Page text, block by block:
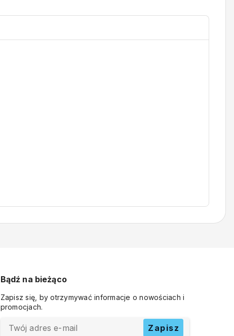
Bądź na bieżąco
Zapisz się, by otrzymywać informacje o nowościach i
promocjach.
Twój adres e-mail Zapisz